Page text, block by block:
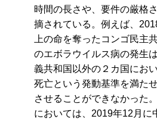
時間の長さや、要件の厳格
摘されている。例えば、
上の命を奪ったコンゴ民主
のエボラウイルス病の発生
義共和国以外の２カ国にお
死亡という発動基準を満た
させることができなかった
においては、2019年12月に